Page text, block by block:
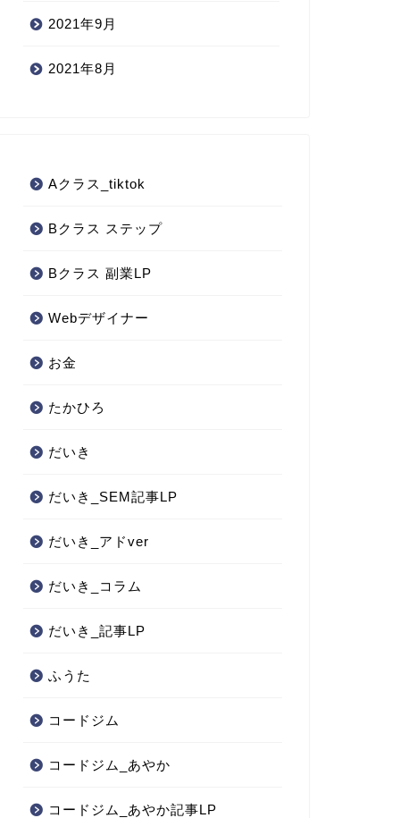
2021年9月
2021年8月
Aクラス_tiktok
Bクラス ステップ
Bクラス 副業LP
Webデザイナー
お金
たかひろ
だいき
だいき_SEM記事LP
だいき_アドver
だいき_コラム
だいき_記事LP
ふうた
コードジム
コードジム_あやか
コードジム_あやか記事LP